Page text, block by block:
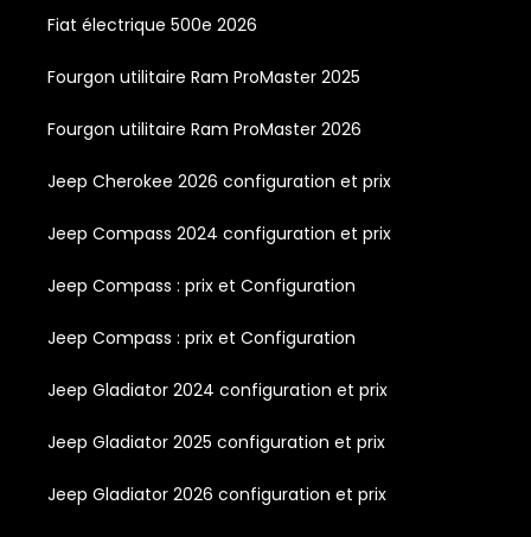
Fiat électrique 500e 2026
Fourgon utilitaire Ram ProMaster 2025
Fourgon utilitaire Ram ProMaster 2026
Jeep Cherokee 2026 configuration et prix
Jeep Compass 2024 configuration et prix
Jeep Compass : prix et Configuration
Jeep Compass : prix et Configuration
Jeep Gladiator 2024 configuration et prix
Jeep Gladiator 2025 configuration et prix
Jeep Gladiator 2026 configuration et prix